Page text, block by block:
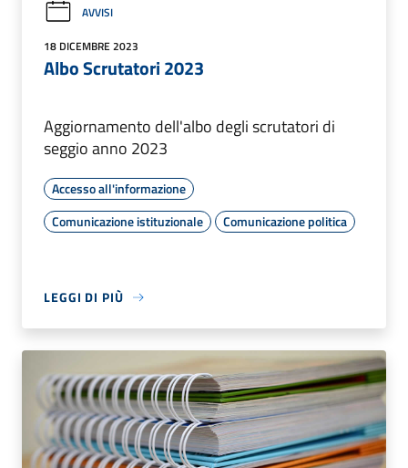
AVVISI
18 DICEMBRE 2023
Albo Scrutatori 2023
Aggiornamento dell'albo degli scrutatori di
seggio anno 2023
Accesso all'informazione
Comunicazione istituzionale
Comunicazione politica
LEGGI DI PIÙ